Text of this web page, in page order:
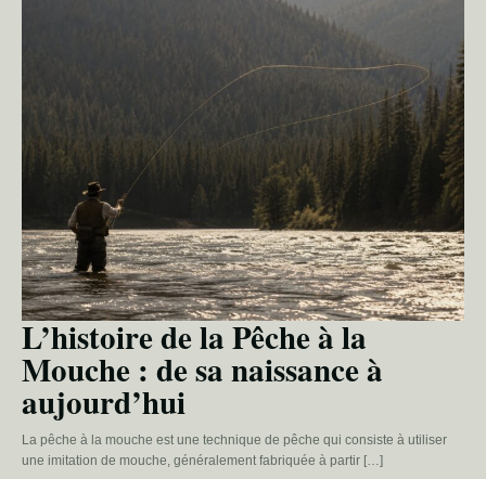
L’histoire de la Pêche à la
Mouche : de sa naissance à
aujourd’hui
La pêche à la mouche est une technique de pêche qui consiste à utiliser
une imitation de mouche, généralement fabriquée à partir […]